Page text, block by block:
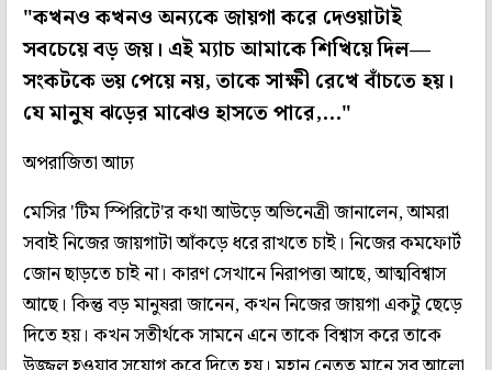
"কখনও কখনও অন্যকে জায়গা করে দেওয়াটাই
সবচেয়ে বড় জয়। এই ম্যাচ আমাকে শিখিয়ে দিল—
সংকটকে ভয় পেয়ে নয়, তাকে সাক্ষী রেখে বাঁচতে হয়।
যে মানুষ ঝড়ের মাঝেও হাসতে পারে,..."
অপরাজিতা আঢ্য
মেসির 'টিম স্পিরিটে'র কথা আউড়ে অভিনেত্রী জানালেন, আমরা
সবাই নিজের জায়গাটা আঁকড়ে ধরে রাখতে চাই। নিজের কমফোর্ট
জোন ছাড়তে চাই না। কারণ সেখানে নিরাপত্তা আছে, আত্মবিশ্বাস
আছে। কিন্তু বড় মানুষরা জানেন, কখন নিজের জায়গা একটু ছেড়ে
দিতে হয়। কখন সতীর্থকে সামনে এনে তাকে বিশ্বাস করে তাকে